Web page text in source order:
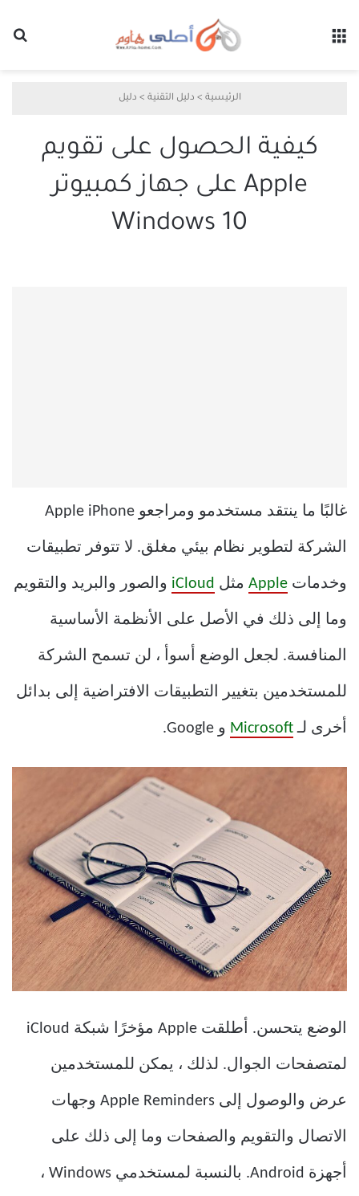
الرئيسية > دليل التقنية > دليل
كيفية الحصول على تقويم
Apple على جهاز كمبيوتر
Windows 10
غالبًا ما ينتقد مستخدمو ومراجعو Apple iPhone
الشركة لتطوير نظام بيئي مغلق. لا تتوفر تطبيقات
وخدمات Apple مثل iCloud والصور والبريد والتقويم
وما إلى ذلك في الأصل على الأنظمة الأساسية
المنافسة. لجعل الوضع أسوأ ، لن تسمح الشركة
للمستخدمين بتغيير التطبيقات الافتراضية إلى بدائل
أخرى لـ Microsoft و Google.
الوضع يتحسن. أطلقت Apple مؤخرًا شبكة iCloud
لمتصفحات الجوال. لذلك ، يمكن للمستخدمين
عرض والوصول إلى Apple Reminders وجهات
الاتصال والتقويم والصفحات وما إلى ذلك على
أجهزة Android. بالنسبة لمستخدمي Windows ،